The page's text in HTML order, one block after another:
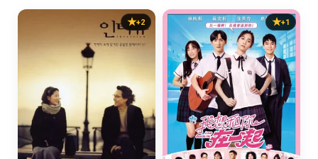
+2 +1